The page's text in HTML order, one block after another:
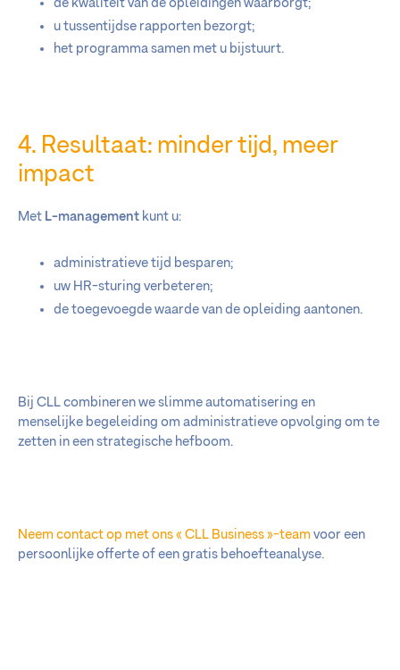
de kwaliteit van de opleidingen waarborgt;
u tussentijdse rapporten bezorgt;
het programma samen met u bijstuurt.
4. Resultaat: minder tijd, meer
impact
Met L-management kunt u:
administratieve tijd besparen;
uw HR-sturing verbeteren;
de toegevoegde waarde van de opleiding aantonen.
Bij CLL combineren we slimme automatisering en
menselijke begeleiding om administratieve opvolging om te
zetten in een strategische hefboom.
Neem contact op met ons « CLL Business »-team voor een
persoonlijke offerte of een gratis behoefteanalyse.